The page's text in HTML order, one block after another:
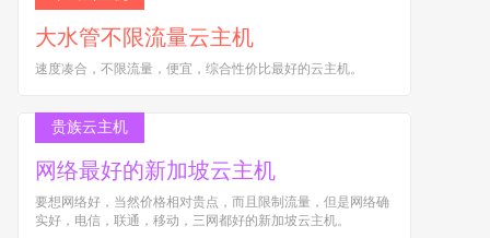
大水管不限流量云主机
速度凑合，不限流量，便宜，综合性价比最好的云主机。
贵族云主机
网络最好的新加坡云主机
要想网络好，当然价格相对贵点，而且限制流量，但是网络确
实好，电信，联通，移动，三网都好的新加坡云主机。